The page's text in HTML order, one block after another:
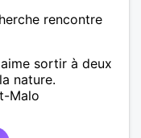
rencontre
sortir à deux
nature.
Malo